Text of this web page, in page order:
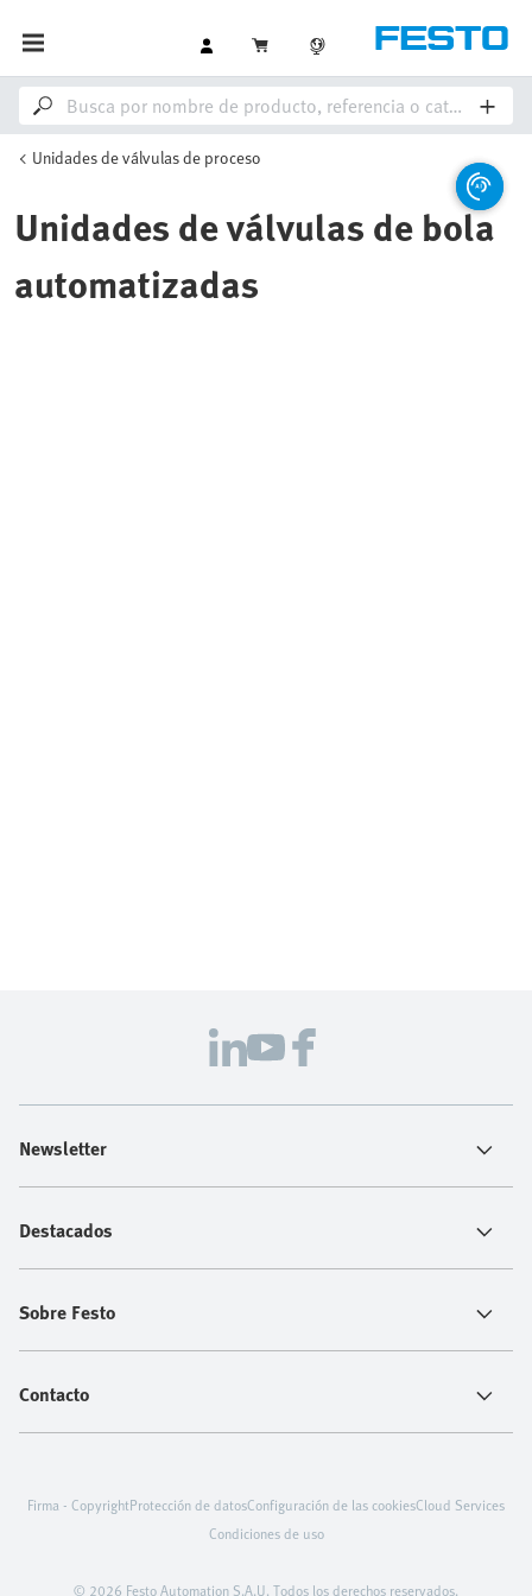
Unidades de válvulas de proceso
Unidades de válvulas de bola
automatizadas
Newsletter
Destacados
Sobre Festo
Contacto
© 2026 Festo Automation S.A.U. Todos los derechos reservados.
Firma - CopyrightProtección de datosConfiguración de las cookiesCloud Services
Condiciones de uso